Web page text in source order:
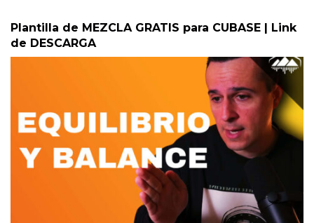
Plantilla de MEZCLA GRATIS para CUBASE | Link
de DESCARGA